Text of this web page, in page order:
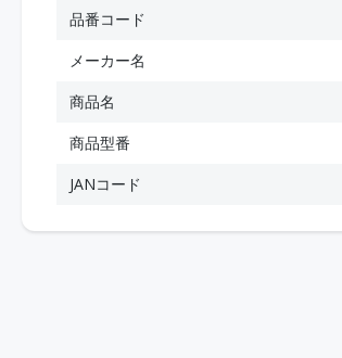
品番コード
メーカー名
商品名
商品型番
JANコード